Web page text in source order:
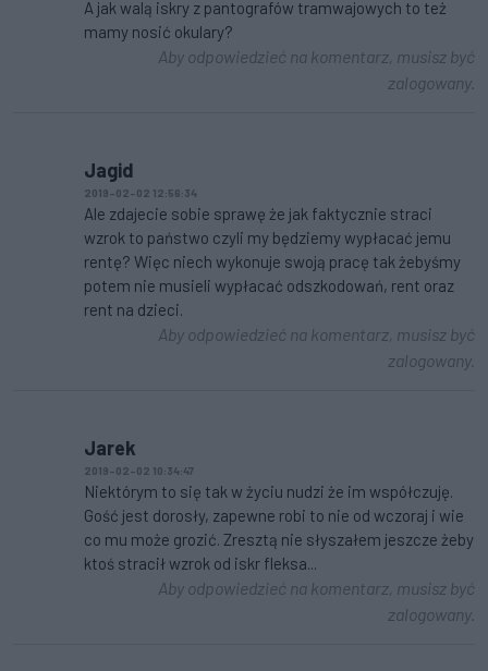
A jak walą iskry z pantografów tramwajowych to też
mamy nosić okulary?
Aby odpowiedzieć na komentarz, musisz być
zalogowany.
Jagid
2019-02-02 12:56:34
Ale zdajecie sobie sprawę że jak faktycznie straci
wzrok to państwo czyli my będziemy wypłacać jemu
rentę? Więc niech wykonuje swoją pracę tak żebyśmy
potem nie musieli wypłacać odszkodowań, rent oraz
rent na dzieci.
Aby odpowiedzieć na komentarz, musisz być
zalogowany.
Jarek
2019-02-02 10:34:47
Niektórym to się tak w życiu nudzi że im współczuję.
Gość jest dorosły, zapewne robi to nie od wczoraj i wie
co mu może grozić. Zresztą nie słyszałem jeszcze żeby
ktoś stracił wzrok od iskr fleksa...
Aby odpowiedzieć na komentarz, musisz być
zalogowany.